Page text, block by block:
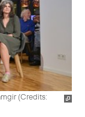
(Credits: